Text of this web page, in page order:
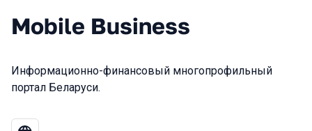
Mobile Business
Информационно-финансовый многопрофильный
портал Беларуси.